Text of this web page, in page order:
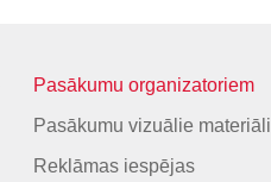
Pasākumu organizatoriem
Pasākumu vizuālie materiāli
Reklāmas iespējas